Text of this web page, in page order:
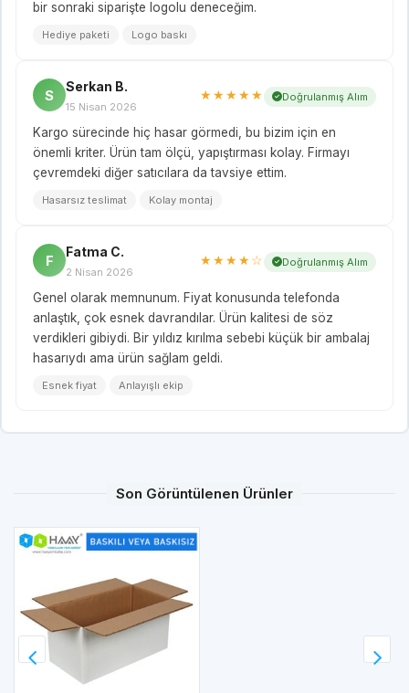
bir sonraki siparişte logolu deneceğim.
Hediye paketi Logo baskı
S
Serkan B.
15 Nisan 2026
★★★★★ Doğrulanmış Alım
Kargo sürecinde hiç hasar görmedi, bu bizim için en
önemli kriter. Ürün tam ölçü, yapıştırması kolay. Firmayı
çevremdeki diğer satıcılara da tavsiye ettim.
Hasarsız teslimat Kolay montaj
F
Fatma C.
2 Nisan 2026
★★★★☆ Doğrulanmış Alım
Genel olarak memnunum. Fiyat konusunda telefonda
anlaştık, çok esnek davrandılar. Ürün kalitesi de söz
verdikleri gibiydi. Bir yıldız kırılma sebebi küçük bir ambalaj
hasarıydı ama ürün sağlam geldi.
Esnek fiyat Anlayışlı ekip
Son Görüntülenen Ürünler